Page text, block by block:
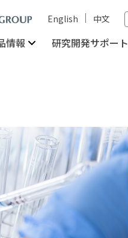
English 中文
情報 研究開発サポート